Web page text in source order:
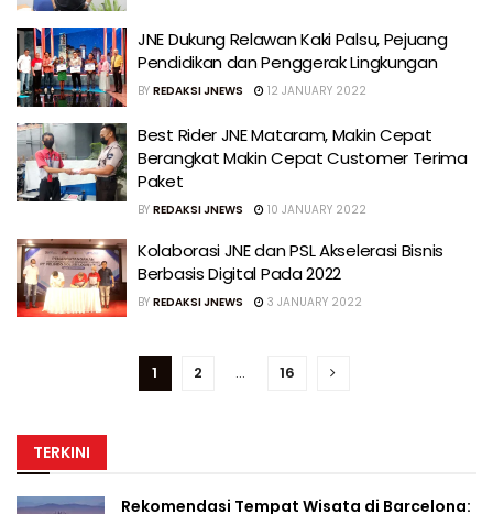
JNE Dukung Relawan Kaki Palsu, Pejuang
Pendidikan dan Penggerak Lingkungan
BY REDAKSI JNEWS 12 JANUARY 2022
Best Rider JNE Mataram, Makin Cepat
Berangkat Makin Cepat Customer Terima
Paket
BY REDAKSI JNEWS 10 JANUARY 2022
Kolaborasi JNE dan PSL Akselerasi Bisnis
Berbasis Digital Pada 2022
BY REDAKSI JNEWS 3 JANUARY 2022
1 2 … 16
TERKINI
Rekomendasi Tempat Wisata di Barcelona: